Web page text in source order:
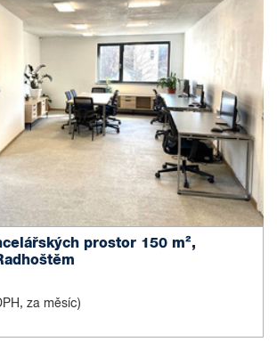
prostor 150 m²,
za měsíc)